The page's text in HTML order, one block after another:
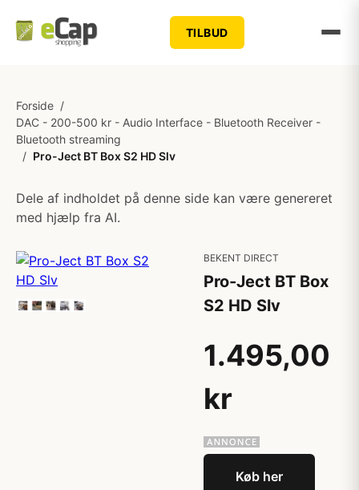
TILBUD
Forside /
DAC - 200-500 kr - Audio Interface - Bluetooth Receiver -
Bluetooth streaming
/ Pro-Ject BT Box S2 HD Slv
Dele af indholdet på denne side kan være genereret
med hjælp fra AI.
BEKENT DIRECT
Pro-Ject BT Box
S2 HD Slv
1.495,00
kr
Køb her